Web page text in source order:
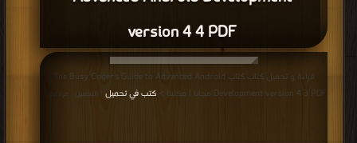
version 4 4 PDF
قراءة و تحميل كتاب كتاب The Busy Coder's Guide to Advanced Android
Development version 4 3 PDF مجانا | مكتبة >
كتب في تحميل | التحميل : مرة/مرات